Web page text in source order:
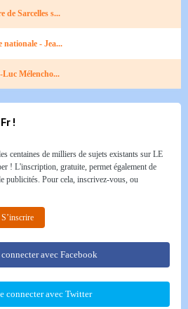
de Sarcelles s...
nationale - Jea...
Mélencho...
!
centaines de milliers de sujets existants sur LE
! L'inscription, gratuite, permet également de
publicités. Pour cela, inscrivez-vous, ou
S’inscrire
connecter avec Facebook
connecter avec Twitter